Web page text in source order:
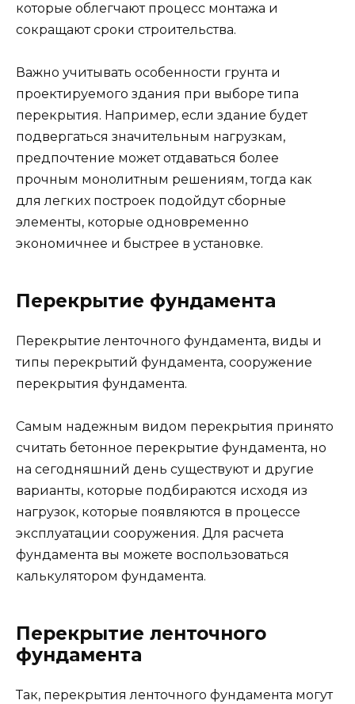
которые облегчают процесс монтажа и
сокращают сроки строительства.
Важно учитывать особенности грунта и
проектируемого здания при выборе типа
перекрытия. Например, если здание будет
подвергаться значительным нагрузкам,
предпочтение может отдаваться более
прочным монолитным решениям, тогда как
для легких построек подойдут сборные
элементы, которые одновременно
экономичнее и быстрее в установке.
Перекрытие фундамента
Перекрытие ленточного фундамента, виды и
типы перекрытий фундамента, сооружение
перекрытия фундамента.
Самым надежным видом перекрытия принято
считать бетонное перекрытие фундамента, но
на сегодняшний день существуют и другие
варианты, которые подбираются исходя из
нагрузок, которые появляются в процессе
эксплуатации сооружения. Для расчета
фундамента вы можете воспользоваться
калькулятором фундамента.
Перекрытие ленточного
фундамента
Так, перекрытия ленточного фундамента могут